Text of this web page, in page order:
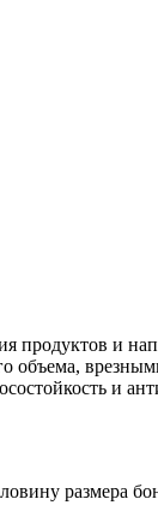
продуктов и
объема,
и
размера